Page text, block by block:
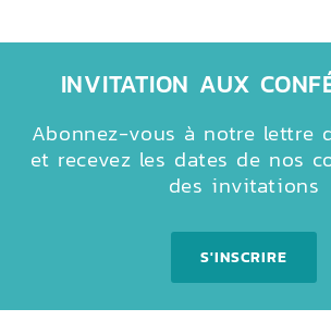
INVITATION AUX
Abonnez-vous à notre lettre
et recevez les dates de nos
des invitations
S'INSCRIRE